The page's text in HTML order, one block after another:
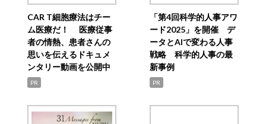
CAR T細胞療法はチー
ム医療だ！ 医療従事
者の情熱、患者さんの
思いを伝えるドキュメ
ンタリー動画を公開中
PR
「第4回科学的人事アワ
ード2025」を開催 デ
ータとAIで変わる人事
戦略 科学的人事の最
新事例
PR